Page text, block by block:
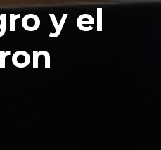
y el